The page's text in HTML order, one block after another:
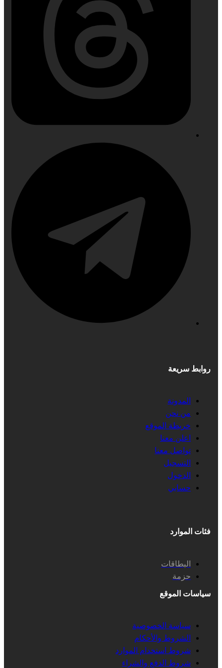
روابط سريعة
المدونة
من نحن
خريطة الموقع
اعلن معنا
تواصل معنا
التسجيل
الدخول
حسابي
فئات الموارد
البطاقات
حزمة
سياسات الموقع
سياسة الخصوصية
الشروط والأحكام
شروط استخدام الموارد
شروط الدفع والشراء